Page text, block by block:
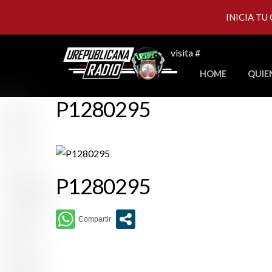
visita #
HOME
P1280295
P1280295
INICIA TU